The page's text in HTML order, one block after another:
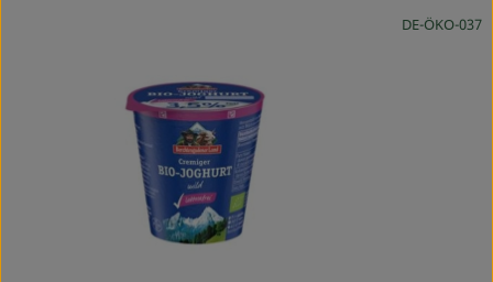
Obst & Gemüse
,DE-ÖKO-037